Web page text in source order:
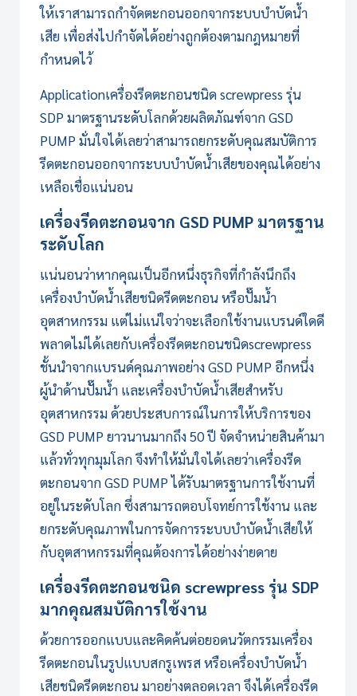
ให้เราสามารถกำจัดตะกอนออกจากระบบบำบัดน้ำ
เสีย เพื่อส่งไปกำจัดได้อย่างถูกต้องตามกฎหมายที่
กำหนดไว้
Applicationเครื่องรีดตะกอนชนิด screwpress รุ่น
SDP มาตรฐานระดับโลกด้วยผลิตภัณฑ์จากGSD
PUMPมั่นใจได้เลยว่าสามารถยกระดับคุณสมบัติการ
รีดตะกอนออกจากระบบบำบัดน้ำเสียของคุณได้อย่าง
เหลือเชื่อแน่นอน
เครื่องรีดตะกอนจาก GSD PUMPมาตรฐาน
ระดับโลก
แน่นอนว่าหากคุณเป็นอีกหนึ่งธุรกิจที่กำลังนึกถึง
เครื่องบำบัดน้ำเสียชนิดรีดตะกอน หรือปั๊มน้ำ
อุตสาหกรรม แต่ไม่แน่ใจว่าจะเลือกใช้งานแบรนด์ใดดี
พลาดไม่ได้เลยกับเครื่องรีดตะกอนชนิดscrewpress
ชั้นนำจากแบรนด์คุณภาพอย่างGSD PUMP อีกหนึ่ง
ผู้นำด้านปั๊มน้ำ และเครื่องบำบัดน้ำเสียสำหรับ
อุตสาหกรรม ด้วยประสบการณ์ในการให้บริการของ
GSD PUMP ยาวนานมากถึง 50 ปี จัดจำหน่ายสินค้ามา
แล้วทั่วทุกมุมโลก จึงทำให้มั่นใจได้เลยว่าเครื่องรีด
ตะกอนจาก GSD PUMP ได้รับมาตรฐานการใช้งานที่
อยู่ในระดับโลก ซึ่งสามารถตอบโจทย์การใช้งาน และ
ยกระดับคุณภาพในการจัดการระบบบำบัดน้ำเสียให้
กับอุตสาหกรรมที่คุณต้องการได้อย่างง่ายดาย
เครื่องรีดตะกอนชนิด screwpress รุ่น SDP
มากคุณสมบัติการใช้งาน
ด้วยการออกแบบและคิดค้นต่อยอดนวัตกรรมเครื่อง
รีดตะกอนในรูปแบบสกรูเพรส หรือเครื่องบำบัดน้ำ
เสียชนิดรีดตะกอน มาอย่างตลอดเวลา จึงได้เครื่องรีด